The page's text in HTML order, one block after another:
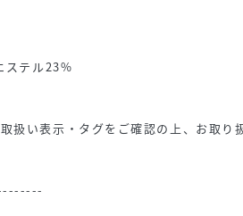
ステル23%
扱い表示・タグをご確認の上、お取り